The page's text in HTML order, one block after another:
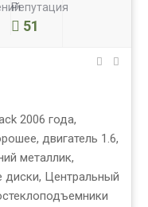
Репутация
51
2006 года,
двигатель 1.6,
металлик,
диски, Центральный